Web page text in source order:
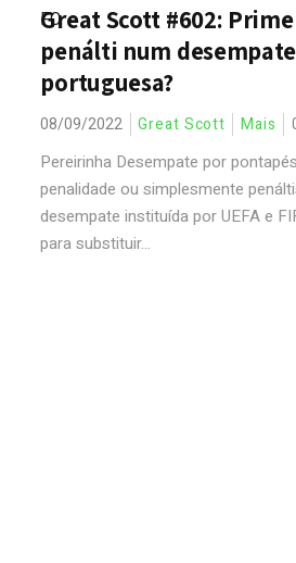
Great Scott #602:
penálti num
portuguesa?
08/09/2022 Great Scott Mais
Pereirinha Desempate por
penalidade ou simplesmente
desempate instituída por UEFA e
para substituir...